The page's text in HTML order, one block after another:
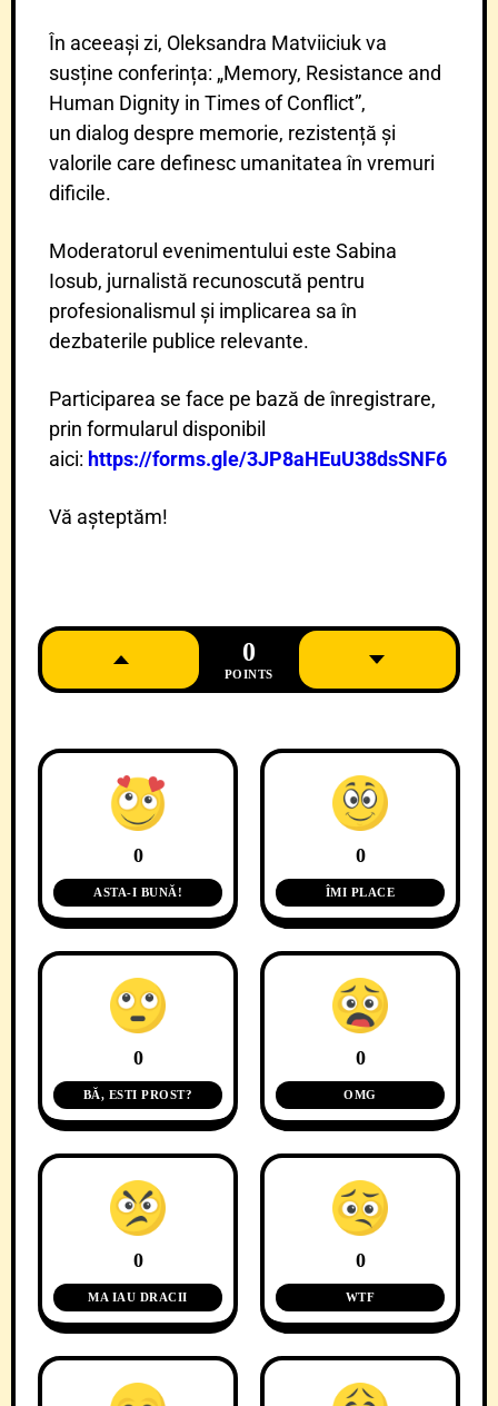
În aceeași zi, Oleksandra Matviiciuk va
susține conferința: „Memory, Resistance and
Human Dignity in Times of Conflict”,
un dialog despre memorie, rezistență și
valorile care definesc umanitatea în vremuri
dificile.
Moderatorul evenimentului este Sabina
Iosub, jurnalistă recunoscută pentru
profesionalismul și implicarea sa în
dezbaterile publice relevante.
Participarea se face pe bază de înregistrare,
prin formularul disponibil
aici: https://forms.gle/3JP8aHEuU38dsSNF6
Vă așteptăm!
0
POINTS
0
ASTA-I BUNĂ!
0
ÎMI PLACE
0
BĂ, ESTI PROST?
0
OMG
0
MA IAU DRACII
0
WTF